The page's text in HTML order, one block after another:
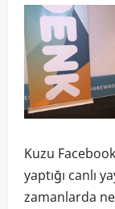
Kuzu
yaptığı canlı
zamanlarda